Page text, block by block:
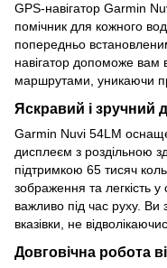
GPS-навігатор Garmin
помічник для кожного
попередньо
навігатор допоможе
маршрутами, уникаючи
Яскравий і зручний
Garmin Nuvi 54LM
дисплеєм з роздільною
підтримкою 65 тисяч
зображення та легкість
важливо під час руху.
вказівки, не
Довговічна робота